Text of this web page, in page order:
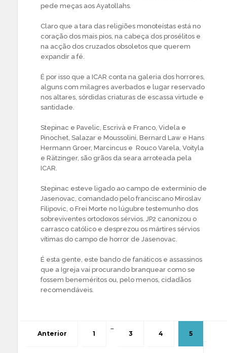
pede meças aos Ayatollahs.
Claro que a tara das religiões monoteístas está no
coração dos mais pios, na cabeça dos prosélitos e
na acção dos cruzados obsoletos que querem
expandir a fé.
É por isso que a ICAR conta na galeria dos horrores,
alguns com milagres averbados e lugar reservado
nos altares, sórdidas criaturas de escassa virtude e
santidade.
Stepinac e Pavelic, Escrivà e Franco, Videla e
Pinochet, Salazar e Moussolini, Bernard Law e Hans
Hermann Groer, Marcincus e Rouco Varela, Voityla
e Rätzinger, são grãos da seara arroteada pela
ICAR.
Stepinac esteve ligado ao campo de extermínio de
Jasenovac, comandado pelo franciscano Miroslav
Filipovic, o Frei Morte no lúgubre testemunho dos
sobreviventes ortodoxos sérvios. JP2 canonizou o
carrasco católico e desprezou os mártires sérvios
vítimas do campo de horror de Jasenovac.
É esta gente, este bando de fanáticos e assassinos
que a Igreja vai procurando branquear como se
fossem beneméritos ou, pelo menos, cidadãos
recomendáveis.
Anterior 1
…
3 4 5